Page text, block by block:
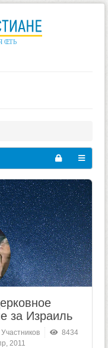
молитвенное служение
за Израиль
8434
2011